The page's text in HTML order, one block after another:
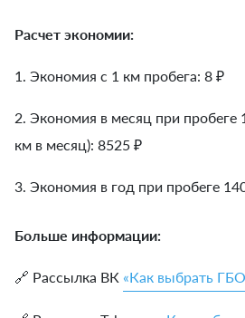
Расчет экономии:
1. Экономия с 1 км пробега: 8 ₽
2. Экономия в месяц при пробеге
км в месяц): 8525 ₽
3. Экономия в год при пробеге
Больше информации:
🔗 Рассылка ВК «Как выбрать